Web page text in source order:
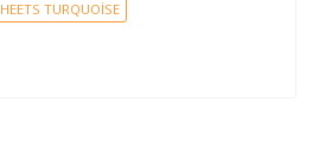
TURQUOİSE